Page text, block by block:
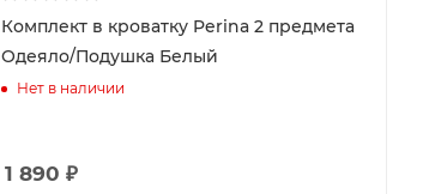
Комплект в кроватку Perina 2 предмета
Одеяло/Подушка Белый
Нет в наличии
1 890 ₽